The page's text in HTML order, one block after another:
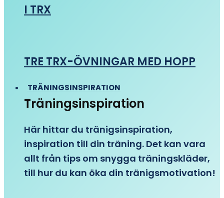
I TRX
TRE TRX-ÖVNINGAR MED HOPP
TRÄNINGSINSPIRATION
Träningsinspiration
Här hittar du tränigsinspiration,
inspiration till din träning. Det kan vara
allt från tips om snygga träningskläder,
till hur du kan öka din tränigsmotivation!